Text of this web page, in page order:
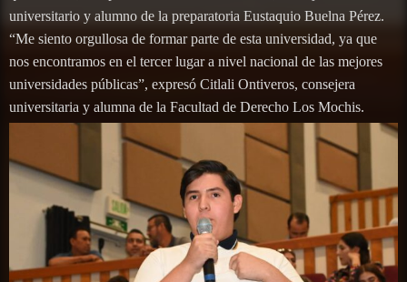
universitario y alumno de la preparatoria Eustaquio Buelna Pérez.
“Me siento orgullosa de formar parte de esta universidad, ya que
nos encontramos en el tercer lugar a nivel nacional de las mejores
universidades públicas”, expresó Citlali Ontiveros, consejera
universitaria y alumna de la Facultad de Derecho Los Mochis.